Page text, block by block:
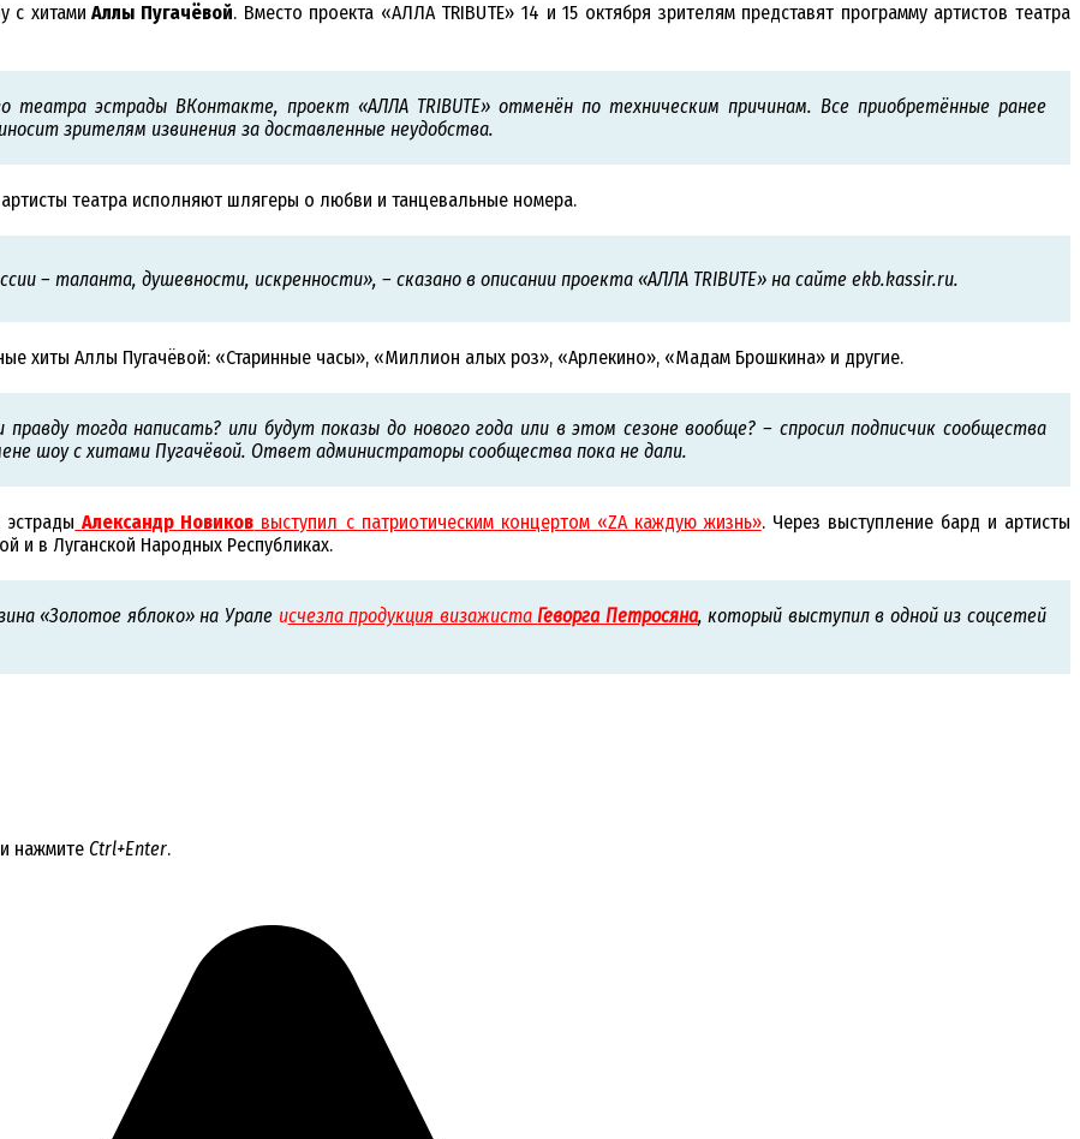
с хитами Аллы Пугачёвой. Вместо проекта «АЛЛА TRIBUTE» 14 и 15 октября зрителям представят программу артистов театра
театра эстрады ВКонтакте, проект «АЛЛА TRIBUTE» отменён по техническим причинам. Все приобретённые ранее
зрителям извинения за доставленные неудобства.
театра исполняют шлягеры о любви и танцевальные номера.
– таланта, душевности, искренности», – сказано в описании проекта «АЛЛА TRIBUTE» на сайте ekb.kassir.ru.
хиты Аллы Пугачёвой: «Старинные часы», «Миллион алых роз», «Арлекино», «Мадам Брошкина» и другие.
тогда написать? или будут показы до нового года или в этом сезоне вообще? – спросил подписчик сообщества
шоу с хитами Пугачёвой. Ответ администраторы сообщества пока не дали.
Александр Новиков выступил с патриотическим концертом «ZA каждую жизнь». Через выступление бард и артисты
и в Луганской Народных Республиках.
«Золотое яблоко» на Урале исчезла продукция визажистаГеворга Петросяна, который выступил в одной из соцсетей
нажмите Ctrl+Enter.